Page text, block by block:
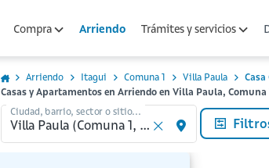
Compra Arriendo Trámites y servicios
Arriendo Itagui Comuna 1 Villa Paula
Casas y Apartamentos en Arriendo en Villa Paula,
Ciudad, barrio, sector o sitio...